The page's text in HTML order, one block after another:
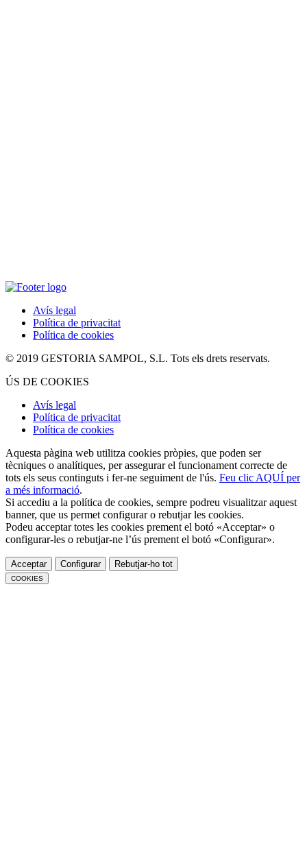
Avís legal
Política de privacitat
Política de cookies
© 2019 GESTORIA SAMPOL, S.L. Tots els drets reservats.
ÚS DE COOKIES
Avís legal
Política de privacitat
Política de cookies
Aquesta pàgina web utilitza cookies pròpies, que poden ser
tècniques o analítiques, per assegurar el funcionament correcte de
tots els seus continguts i fer-ne seguiment de l'ús. Feu clic AQUÍ per
a més informació.
Si accediu a la política de cookies, sempre podreu visualitzar aquest
banner, que us permet configurar o rebutjar les cookies.
Podeu acceptar totes les cookies prement el botó «Acceptar» o
configurar-les o rebutjar-ne l’ús prement el botó «Configurar».
Acceptar Configurar Rebutjar-ho tot
COOKIES